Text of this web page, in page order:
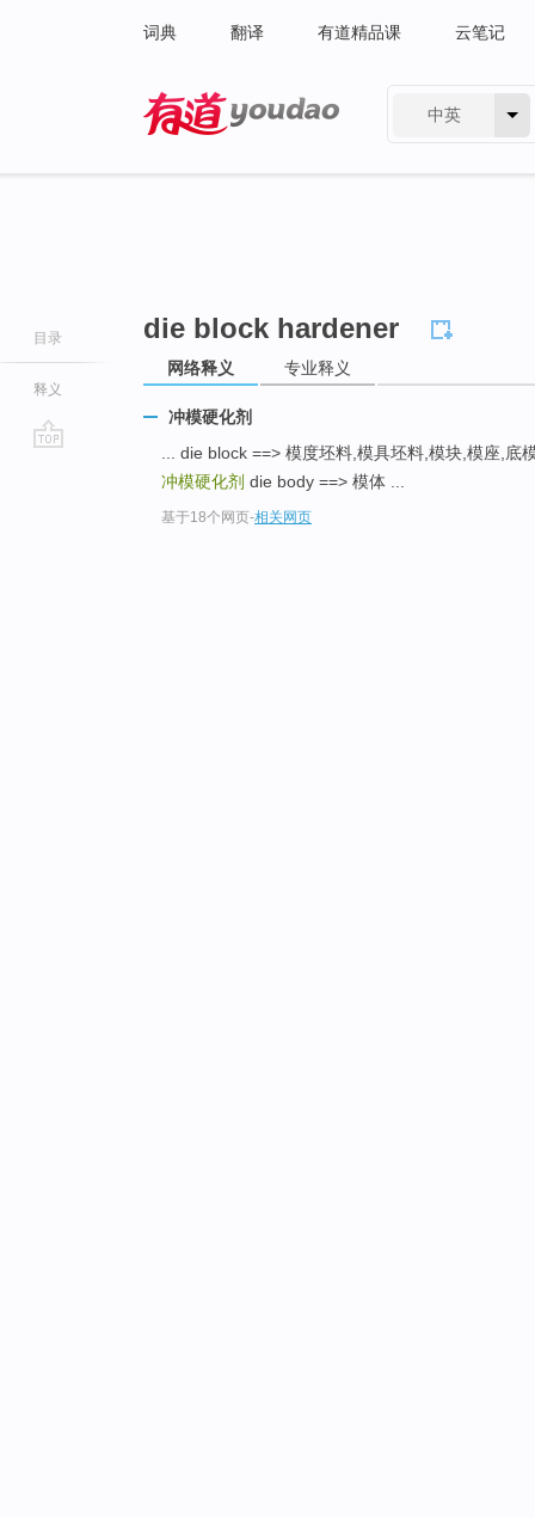
词典 翻译 有道精品课 云笔记
中英
目录
释义
die block hardener
网络释义 专业释义
冲模硬化剂
... die block ==> 模度坯料,模具坯料,模块,模座,
冲模硬化剂 die body ==> 模体 ...
基于18个网页-相关网页